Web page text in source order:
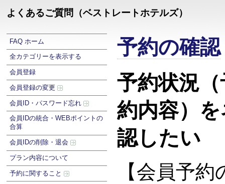
よくあるご質問（ベストレートホテルズ）
FAQ ホーム
全カテゴリーを表示する
会員登録
会員登録の変更
会員ID・パスワード忘れ
会員IDの統合・WEBポイントの
合算
会員IDの削除・退会
プラン内容について
予約に関すること
予約の確認
予約状況
約内容）
認したい
【会員予